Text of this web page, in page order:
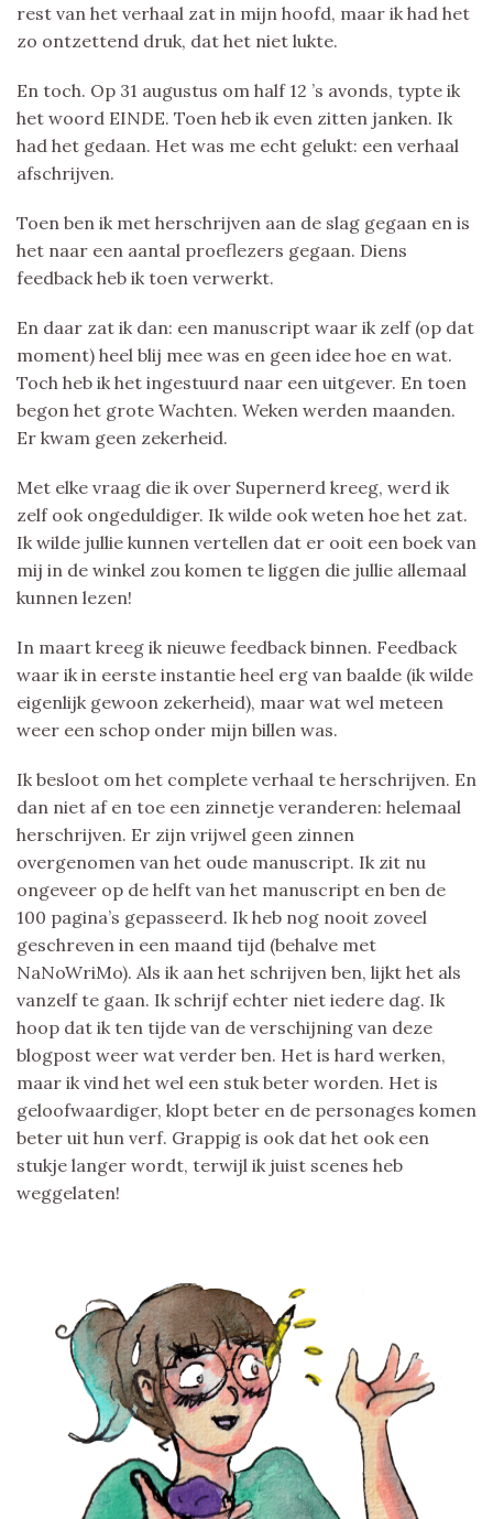
rest van het verhaal zat in mijn hoofd, maar ik had het
zo ontzettend druk, dat het niet lukte.
En toch. Op 31 augustus om half 12 ’s avonds, typte ik
het woord EINDE. Toen heb ik even zitten janken. Ik
had het gedaan. Het was me echt gelukt: een verhaal
afschrijven.
Toen ben ik met herschrijven aan de slag gegaan en is
het naar een aantal proeflezers gegaan. Diens
feedback heb ik toen verwerkt.
En daar zat ik dan: een manuscript waar ik zelf (op dat
moment) heel blij mee was en geen idee hoe en wat.
Toch heb ik het ingestuurd naar een uitgever. En toen
begon het grote Wachten. Weken werden maanden.
Er kwam geen zekerheid.
Met elke vraag die ik over Supernerd kreeg, werd ik
zelf ook ongeduldiger. Ik wilde ook weten hoe het zat.
Ik wilde jullie kunnen vertellen dat er ooit een boek van
mij in de winkel zou komen te liggen die jullie allemaal
kunnen lezen!
In maart kreeg ik nieuwe feedback binnen. Feedback
waar ik in eerste instantie heel erg van baalde (ik wilde
eigenlijk gewoon zekerheid), maar wat wel meteen
weer een schop onder mijn billen was.
Ik besloot om het complete verhaal te herschrijven. En
dan niet af en toe een zinnetje veranderen: helemaal
herschrijven. Er zijn vrijwel geen zinnen
overgenomen van het oude manuscript. Ik zit nu
ongeveer op de helft van het manuscript en ben de
100 pagina’s gepasseerd. Ik heb nog nooit zoveel
geschreven in een maand tijd (behalve met
NaNoWriMo). Als ik aan het schrijven ben, lijkt het als
vanzelf te gaan. Ik schrijf echter niet iedere dag. Ik
hoop dat ik ten tijde van de verschijning van deze
blogpost weer wat verder ben. Het is hard werken,
maar ik vind het wel een stuk beter worden. Het is
geloofwaardiger, klopt beter en de personages komen
beter uit hun verf. Grappig is ook dat het ook een
stukje langer wordt, terwijl ik juist scenes heb
weggelaten!